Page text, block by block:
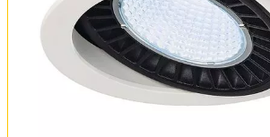
Обмен и возврат
Установка